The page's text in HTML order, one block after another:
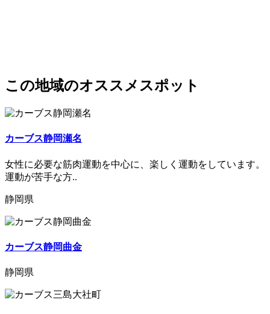
この地域のオススメスポット
カーブス静岡瀬名
女性に必要な筋肉運動を中心に、楽しく運動をしています。
運動が苦手な方..
静岡県
カーブス静岡曲金
静岡県